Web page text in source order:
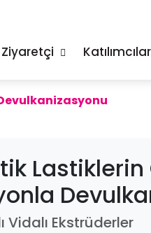
Ziyaretçi
Vidalı Ekstrüderler